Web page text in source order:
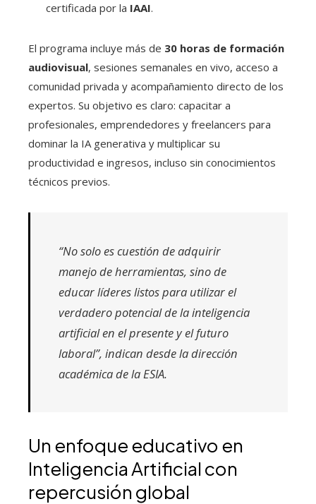
certificada por la IAAI.
El programa incluye más de 30 horas de formación
audiovisual, sesiones semanales en vivo, acceso a
comunidad privada y acompañamiento directo de los
expertos. Su objetivo es claro: capacitar a
profesionales, emprendedores y freelancers para
dominar la IA generativa y multiplicar su
productividad e ingresos, incluso sin conocimientos
técnicos previos.
“No solo es cuestión de adquirir
manejo de herramientas, sino de
educar líderes listos para utilizar el
verdadero potencial de la inteligencia
artificial en el presente y el futuro
laboral”, indican desde la dirección
académica de la ESIA.
Un enfoque educativo en
Inteligencia Artificial con
repercusión global